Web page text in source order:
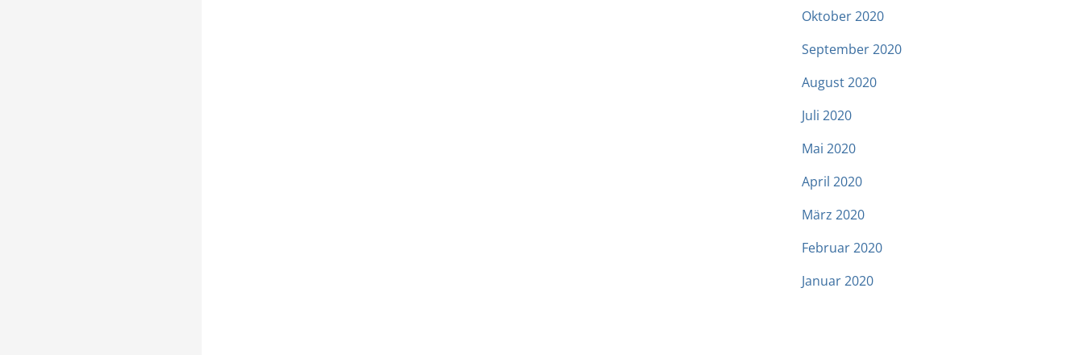
Oktober 2020
September 2020
August 2020
Juli 2020
Mai 2020
April 2020
März 2020
Februar 2020
Januar 2020